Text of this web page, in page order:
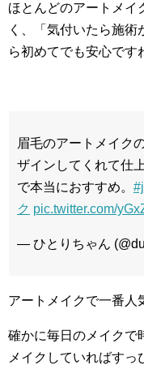
ほとんどのアートメイ
く、「気付いたら施
ら初めてでも安心です
眉毛のアートメイク
ザインしてくれて仕
で本当におすすめ。
ク pic.twitter.com/
— ひとりちゃん
アートメイクで一番人
確かに毎日のメイクで
メイクしていればすっ